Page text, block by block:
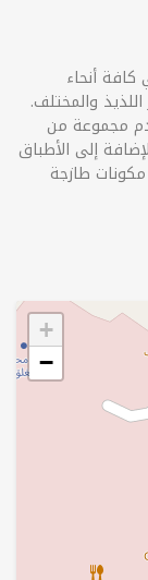
كافة أنحاء
والمختلف.
مجموعة من
إلى الأطباق
طازجة
+
−